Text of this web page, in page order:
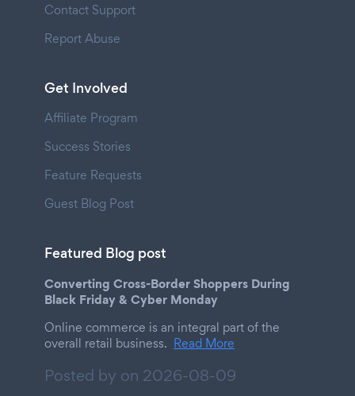
Contact Support
Report Abuse
Get Involved
Affiliate Program
Success Stories
Feature Requests
Guest Blog Post
Featured Blog post
Converting Cross-Border Shoppers During
Black Friday & Cyber Monday
Online commerce is an integral part of the
overall retail business. Read More
Posted by on 2026-08-09